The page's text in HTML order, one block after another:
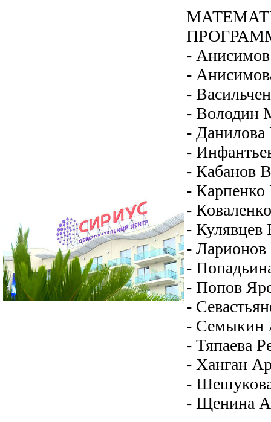
- Анисимов
-
-
- Володин
- Данилова
-
- Кабанов
- Карпенко
-
- Кулявцев
- Ларионов
-
- Попов
-
- Семыкин
- Тяпаева
- Ханган
-
- Щенина